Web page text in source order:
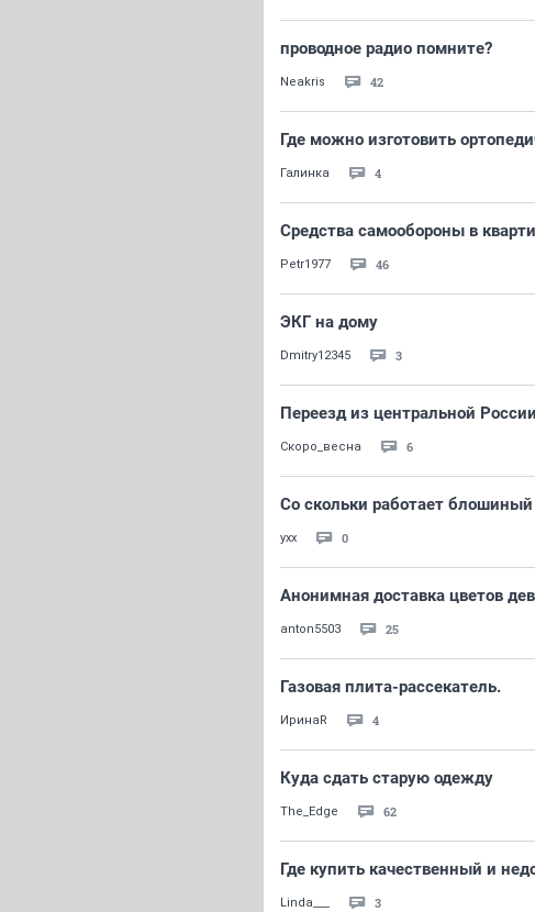
проводное радио помните?
Neakris 42
Где можно изготовить
Галинка 4
Средства самообороны в
Petr1977 46
ЭКГ на дому
Dmitry12345 3
Переезд из центральной России
Скоро_весна 6
Со скольки работает
yxx 0
Анонимная доставка цветов
anton5503 25
Газовая плита-рассекатель.
ИринаR 4
Куда сдать старую одежду
The_Edge 62
Где купить качественный и
Linda___ 3